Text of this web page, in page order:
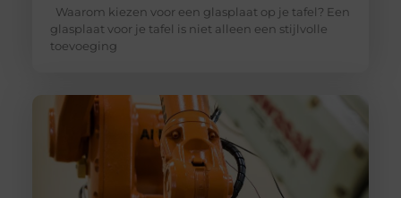
Waarom kiezen voor een glasplaat op je tafel? Een
glasplaat voor je tafel is niet alleen een stijlvolle
toevoeging